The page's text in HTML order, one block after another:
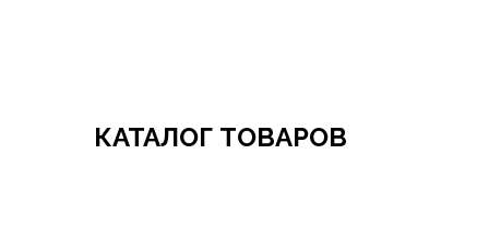
КАТАЛОГ ТОВАРОВ